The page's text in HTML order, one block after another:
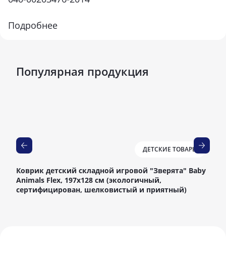
Подробнее
Популярная продукция
ДЕТСКИЕ ТОВАРЫ
Коврик детский складной игровой "Зверята" Baby
Animals Flex, 197х128 см (экологичный,
сертифицирован, шелковистый и приятный)